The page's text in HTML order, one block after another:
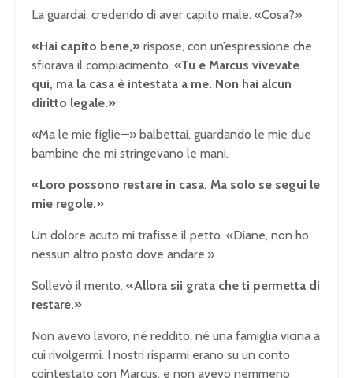
La guardai, credendo di aver capito male. «Cosa?»
«Hai capito bene,» rispose, con un’espressione che
sfiorava il compiacimento. «Tu e Marcus vivevate
qui, ma la casa è intestata a me. Non hai alcun
diritto legale.»
«Ma le mie figlie—» balbettai, guardando le mie due
bambine che mi stringevano le mani.
«Loro possono restare in casa. Ma solo se segui le
mie regole.»
Un dolore acuto mi trafisse il petto. «Diane, non ho
nessun altro posto dove andare.»
Sollevò il mento. «Allora sii grata che ti permetta di
restare.»
Non avevo lavoro, né reddito, né una famiglia vicina a
cui rivolgermi. I nostri risparmi erano su un conto
cointestato con Marcus, e non avevo nemmeno